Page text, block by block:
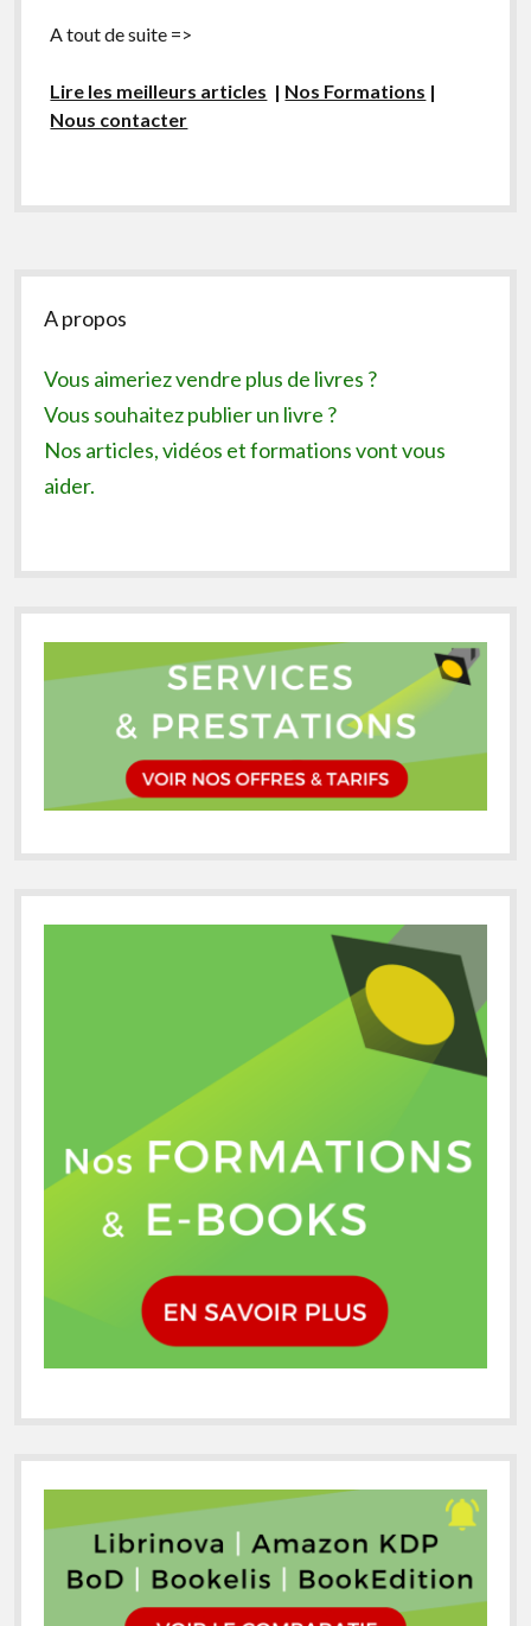
A tout de suite =>
Lire les meilleurs articles | Nos Formations |
Nous contacter
Sidebar
A propos
Vous aimeriez vendre plus de livres ?
Vous souhaitez publier un livre ?
Nos articles, vidéos et formations vont vous
aider.